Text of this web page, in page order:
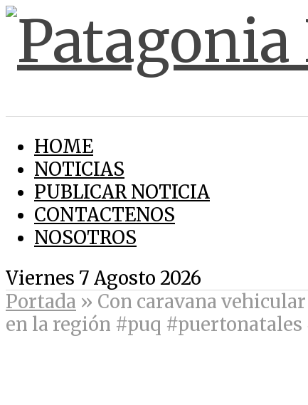
HOME
NOTICIAS
PUBLICAR NOTICIA
CONTACTENOS
NOSOTROS
Viernes 7 Agosto 2026
Portada » Con caravana
en la región #puq